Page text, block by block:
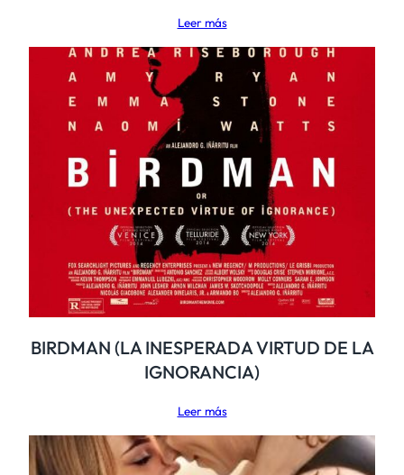
Leer más
BIRDMAN (LA INESPERADA VIRTUD DE LA
IGNORANCIA)
Leer más